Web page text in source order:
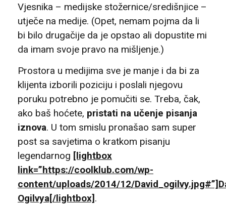
Vjesnika – medijske stožernice/središnjice –
utječe na medije. (Opet, nemam pojma da li
bi bilo drugačije da je opstao ali dopustite mi
da imam svoje pravo na mišljenje.)
Prostora u medijima sve je manje i da bi za
klijenta izborili poziciju i poslali njegovu
poruku potrebno je pomučiti se. Treba, čak,
ako baš hoćete, pristati na učenje pisanja
iznova. U tom smislu pronašao sam super
post sa savjetima o kratkom pisanju
legendarnog [lightbox
link=”https://coolklub.com/wp-
content/uploads/2014/12/
Ogilvya[/lightbox] .